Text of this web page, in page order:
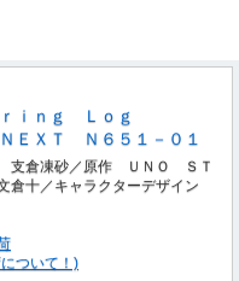
ｉｎｇ Ｌｏｇ
ＥＸＴ Ｎ６５１－０１
支倉凍砂／原作 ＵＮＯ ＳＴ
倉十／キャラクターデザイン
ついて！)